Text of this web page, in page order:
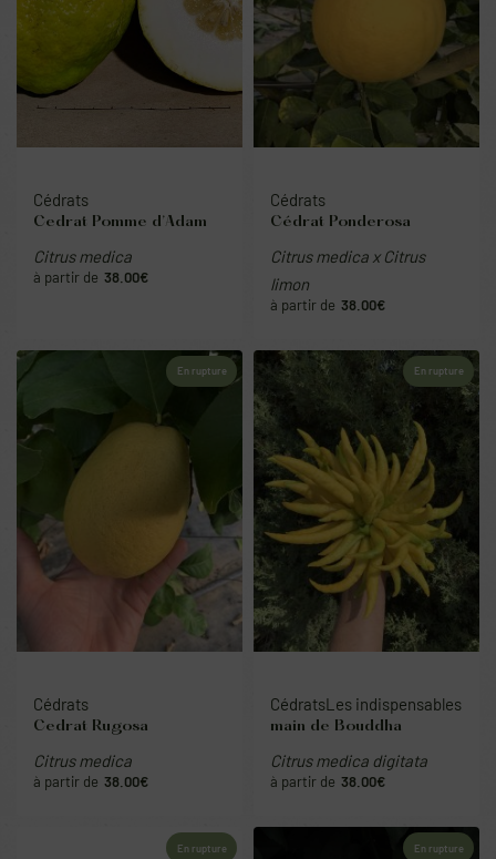
Cédrats
Cedrat Pomme d’Adam
Citrus medica
38.00€
Cédrats
Cédrat Ponderosa
Citrus medica x Citrus
limon
38.00€
En rupture
Cédrats
Cedrat Rugosa
Citrus medica
38.00€
En rupture
CédratsLes indispensables
main de Bouddha
Citrus medica digitata
38.00€
En rupture En rupture